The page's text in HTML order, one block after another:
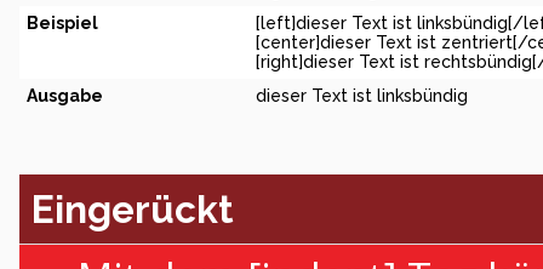
Beispiel
[left]dieser Text ist linksbündig[/
[center]dieser Text ist zentriert[/
[right]dieser Text ist
Ausgabe
dieser Text ist linksbündig
Eingerückt